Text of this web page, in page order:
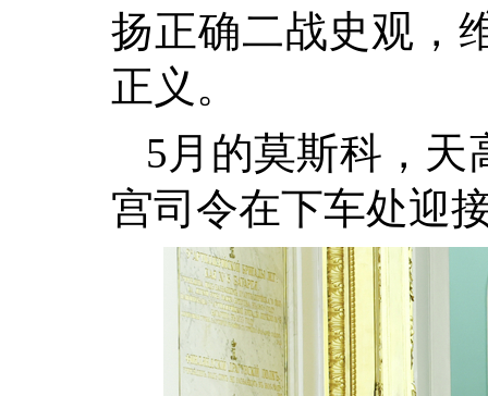
扬正确二战史观，
正义。
5月的莫斯科，天
宫司令在下车处迎